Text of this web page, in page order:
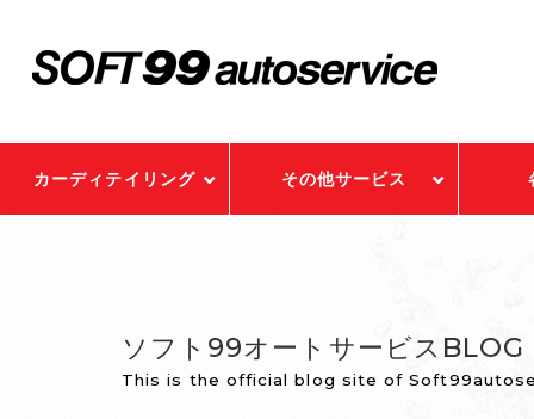
カーディテイリング その他サービス
ソフト99オートサービスBLOG
This is the official blog site of